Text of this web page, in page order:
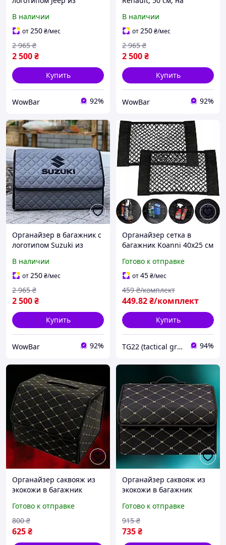
липучке, сумка-
органайзер в авто
В наличии
от250₴/мес
2 500₴
2 965 ₴
Купить
WowBar 92%
органайзер в авто
В наличии
от250₴/мес
2 500₴
2 965 ₴
Купить
WowBar 92%
Органайзер в багажник с
логотипом Suzuki из
липучке, сумка в
багажник
В наличии
от250₴/мес
2 500₴
2 965 ₴
Купить
WowBar 92%
Органайзер сетка в
багажник Koanni 40x25 см
для авто Черный
Готово к отправке
от45₴/мес
449.82₴/комплект
459 ₴/комплект
Купить
TG22 (tactical group) 94%
Органайзер саквояж из
экокожи в багажник
сумка на липучках
складная
Готово к отправке
625₴
800 ₴
Органайзер саквояж из
экокожи в багажник
сумка на липучках
складная на 2 отсека
Готово к отправке
735₴
915 ₴